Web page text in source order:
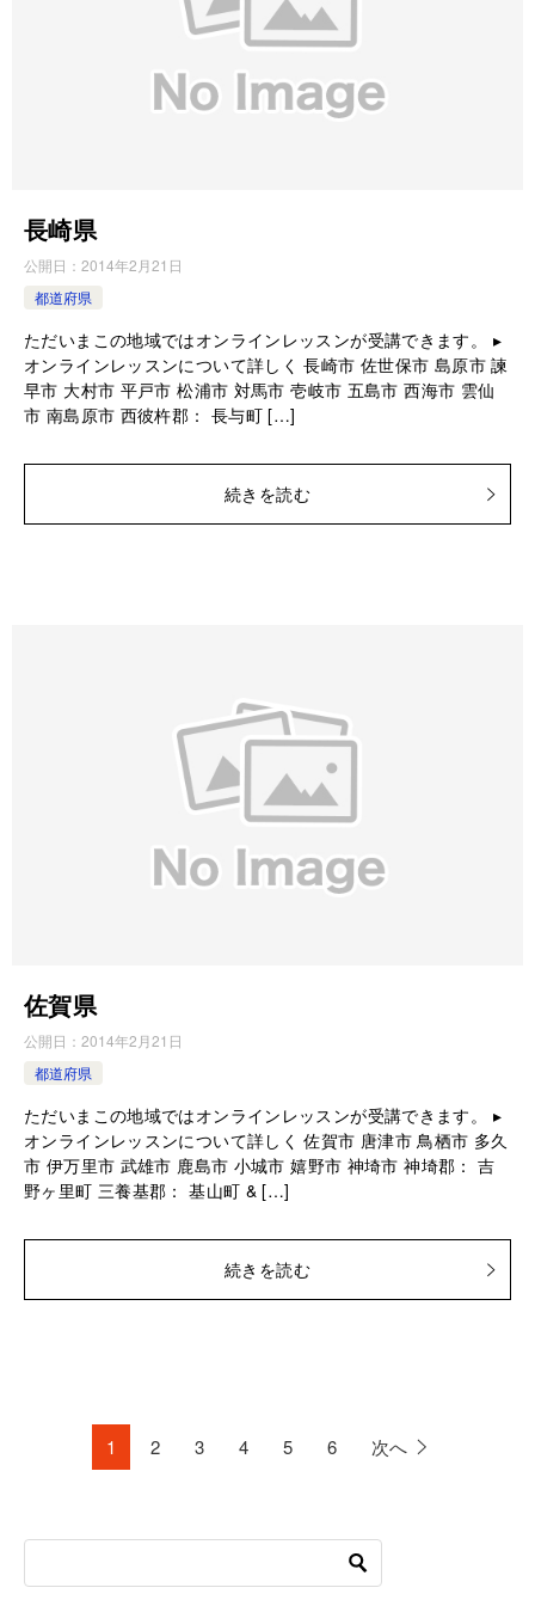
長崎県
公開日： 2014年2月21日
都道府県
ただいまこの地域ではオンラインレッスンが受講できます。 ▸
オンラインレッスンについて詳しく 長崎市 佐世保市 島原市 諫
早市 大村市 平戸市 松浦市 対馬市 壱岐市 五島市 西海市 雲仙
市 南島原市 西彼杵郡： 長与町 […]
続きを読む
佐賀県
公開日： 2014年2月21日
都道府県
ただいまこの地域ではオンラインレッスンが受講できます。 ▸
オンラインレッスンについて詳しく 佐賀市 唐津市 鳥栖市 多久
市 伊万里市 武雄市 鹿島市 小城市 嬉野市 神埼市 神埼郡： 吉
野ヶ里町 三養基郡： 基山町 & […]
続きを読む
1 2 3 4 5 6 次へ